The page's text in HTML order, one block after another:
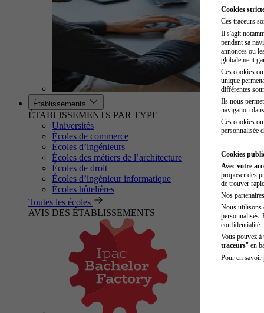
Établissements
ÉTABLISSEMENTS PAR TYPE
Universités
Écoles de commerce
Écoles d’ingénieurs
Écoles des métiers de l’architecture
Écoles de droit
Écoles d’ingénieur informatique
Écoles hôtelières
Toutes les écoles
AVIS DES ÉTABLISSEMENTS
Cookies
Ces traceurs
Il s'agit
pendant sa
annonces ou
globalement
Ces cookies
unique
différentes
Ils nous
navigation
Ces cookies
personnalisée
Cookies
Avec votre
proposer des
de trouver
Nos
Nous utilisons
personnalisés.
confidentialité.
Vous pouvez
traceurs" en
Pour en